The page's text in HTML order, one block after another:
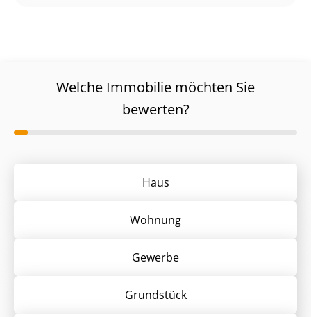
Welche Immobilie möchten Sie
bewerten?
Haus
Wohnung
Gewerbe
Grund­stück